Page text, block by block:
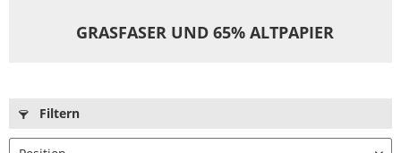
GRASFASER UND 65% ALTPAPIER
Filtern